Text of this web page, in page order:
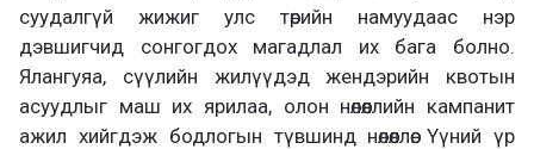
суудалгүй жижиг улс төрийн намуудаас нэр
дэвшигчид сонгогдох магадлал их бага болно.
Ялангуяа, сүүлийн жилүүдэд жендэрийн квотын
асуудлыг маш их ярилаа, олон нөлөөллийн кампанит
ажил хийгдэж бодлогын түвшинд нөлөөллөө. Үүний үр